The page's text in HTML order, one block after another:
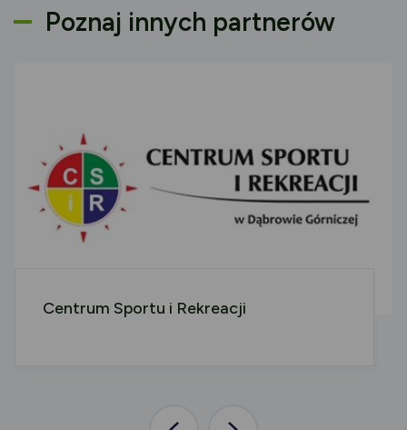
Poznaj innych partnerów
Centrum Sportu i Rekreacji